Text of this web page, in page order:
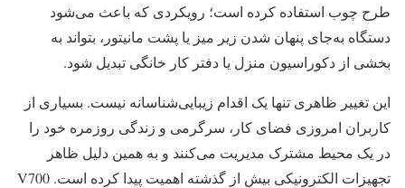
طرح چوب استفاده کرده است؛ رویکردی که باعث می‌شود
دستگاه به‌جای پنهان شدن زیر میز یا پشت مانیتور، بتواند به
بخشی از دکوراسیون منزل یا دفتر کار خانگی تبدیل شود.
این تغییر ظاهری تنها یک اقدام زیبایی‌شناسانه نیست. بسیاری از
کاربران امروزی فضای کار، سرگرمی و زندگی روزمره خود را
در یک محیط مشترک مدیریت می‌کنند و به همین دلیل ظاهر
تجهیزات الکترونیکی بیش از گذشته اهمیت پیدا کرده است. V700